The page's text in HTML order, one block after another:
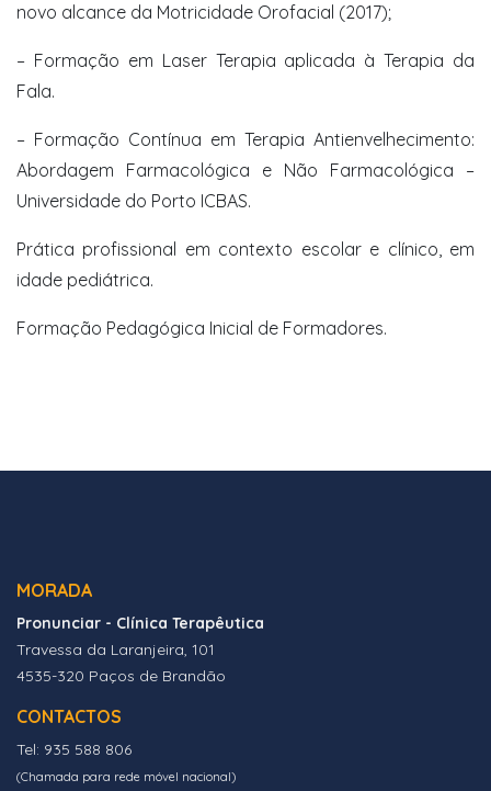
novo alcance da Motricidade Orofacial (2017);
– Formação em Laser Terapia aplicada à Terapia da
Fala.
– Formação Contínua em Terapia Antienvelhecimento:
Abordagem Farmacológica e Não Farmacológica –
Universidade do Porto ICBAS.
Prática profissional em contexto escolar e clínico, em
idade pediátrica.
Formação Pedagógica Inicial de Formadores.
MORADA
Pronunciar - Clínica Terapêutica
Travessa da Laranjeira, 101
4535-320 Paços de Brandão
CONTACTOS
Tel: 935 588 806
(Chamada para rede móvel nacional)